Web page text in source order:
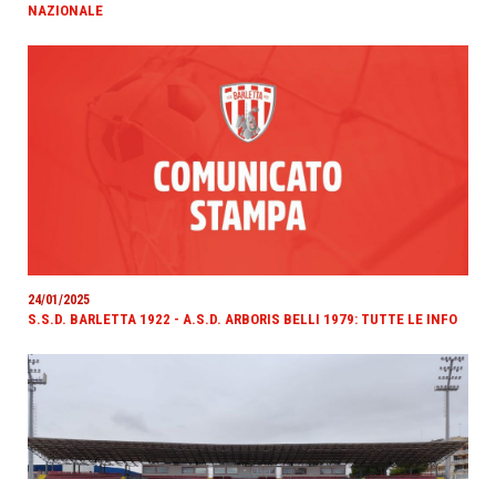
NAZIONALE
24/01/2025
S.S.D. BARLETTA 1922 - A.S.D. ARBORIS BELLI 1979: TUTTE LE INFO